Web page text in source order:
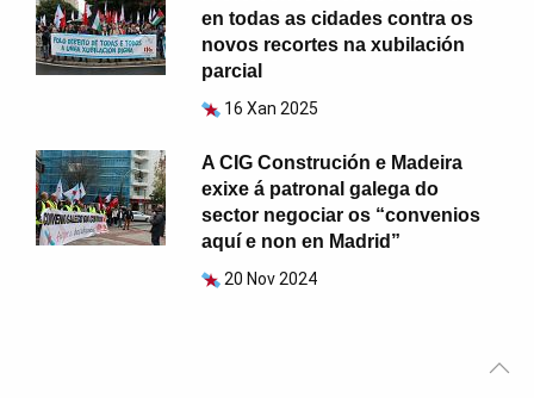
en todas as cidades contra os
novos recortes na xubilación
parcial
16 Xan 2025
A CIG Construción e Madeira
exixe á patronal galega do
sector negociar os “convenios
aquí e non en Madrid”
20 Nov 2024